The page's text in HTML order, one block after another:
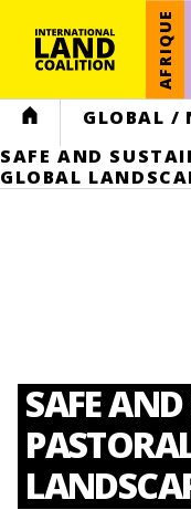
AFRIQUE
HOME GLOBAL /
SAFE AND
GLOBAL
SAFE